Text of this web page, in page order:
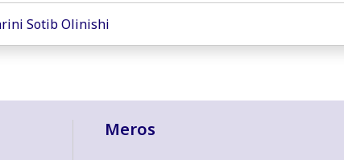
Sotib Olinishi
Meros